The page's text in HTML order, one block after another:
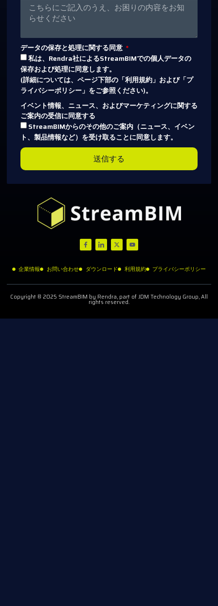
データの保存と処理に関する同意
私は、Rendra社によるStreamBIMでの個人データの
保存および処理に同意します。
(詳細については、ページ下部の「利用規約」および「プ
ライバシーポリシー」をご参照ください)。
イベント情報、ニュース、およびマーケティングに関する
ご案内の受信に同意する
StreamBIMからのその他のご案内（ニュース、イベン
ト、製品情報など）を受け取ることに同意します。
送信する
企業情報 お問い合わせ ダウンロード 利用規約 プライバシーポリシー
Copyright © 2025 StreamBIM by Rendra, part of JDM Technology Group, All
rights reserved.